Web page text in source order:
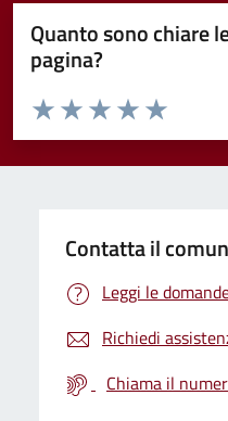
Quanto sono chiare
pagina?
Valuta da 1 a 5 stelle la pagina
Valuta 5
Valuta 4 stelle
Valuta 3 stelle su 5
Valuta 2 stelle su 5
Valuta 1 stelle su 5
Contatta il
Leggi le
Richiedi
Chiama il